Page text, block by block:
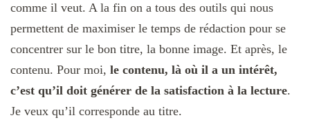
comme il veut. A la fin on a tous des outils qui nous
permettent de maximiser le temps de rédaction pour se
concentrer sur le bon titre, la bonne image. Et après, le
contenu. Pour moi, le contenu, là où il a un intérêt,
c’est qu’il doit générer de la satisfaction à la lecture.
Je veux qu’il corresponde au titre.